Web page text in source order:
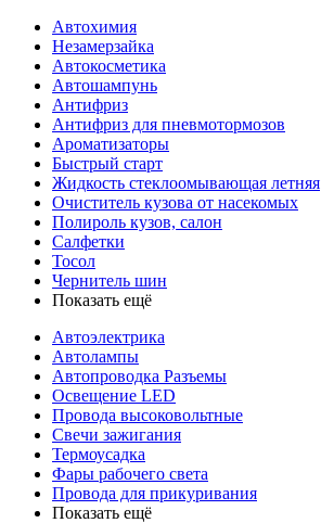
Автохимия
Незамерзайка
Автокосметика
Автошампунь
Антифриз
Антифриз для пневмотормозов
Ароматизаторы
Быстрый старт
Жидкость стеклоомывающая летняя
Очиститель кузова от насекомых
Полироль кузов, салон
Салфетки
Тосол
Чернитель шин
Показать ещё
Автоэлектрика
Автолампы
Автопроводка Разъемы
Освещение LED
Провода высоковольтные
Свечи зажигания
Термоусадка
Фары рабочего света
Провода для прикуривания
Показать ещё